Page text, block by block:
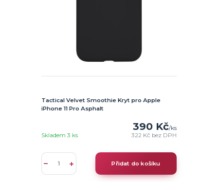
Tactical Velvet Smoothie Kryt pro Apple
iPhone 11 Pro Asphalt
390 Kč/ks
322 Kč bez DPH
Skladem 3 ks
Přidat do košíku